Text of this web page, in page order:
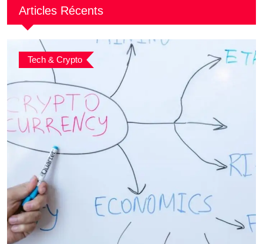
Articles Récents
Tech & Crypto